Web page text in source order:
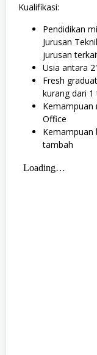
Kualifikasi:
Pendidikan
Jurusan
jurusan
Usia antara
Fresh
kurang dari 1
Kemampuan
Office
Kemampuan
tambah